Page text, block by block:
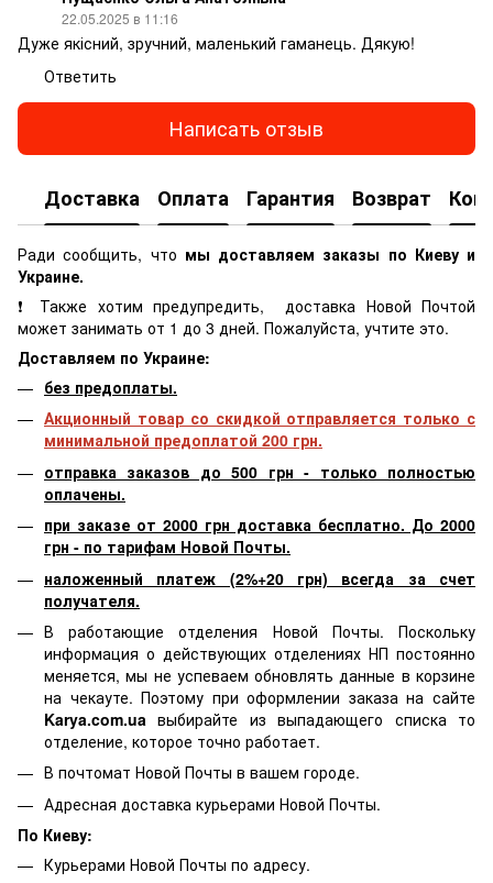
22.05.2025 в 11:16
Дуже якісний, зручний, маленький гаманець. Дякую!
Ответить
Написать отзыв
Доставка Оплата Гарантия Возврат
Ради сообщить, что мы доставляем заказы по Киеву и
Украине.
❗ Также хотим предупредить, доставка Новой Почтой
может занимать от 1 до 3 дней. Пожалуйста, учтите это.
Доставляем по Украине:
без предоплаты.
Акционный товар со скидкой отправляется только с
минимальной предоплатой 200 грн.
отправка заказов до 500 грн - только полностью
оплачены.
при заказе от 2000 грн доставка бесплатно. До 2000
грн - по тарифам Новой Почты.
наложенный платеж (2%+20 грн) всегда за счет
получателя.
В работающие отделения Новой Почты. Поскольку
информация о действующих отделениях НП постоянно
меняется, мы не успеваем обновлять данные в корзине
на чекауте. Поэтому при оформлении заказа на сайте
Karya.com.ua выбирайте из выпадающего списка то
отделение, которое точно работает.
В почтомат Новой Почты в вашем городе.
Адресная доставка курьерами Новой Почты.
По Киеву:
Курьерами Новой Почты по адресу.